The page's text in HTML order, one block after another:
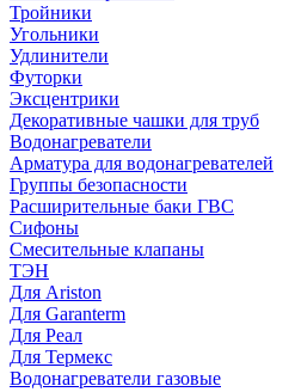
Тройники
Угольники
Удлинители
Футорки
Эксцентрики
Декоративные чашки для труб
Водонагреватели
Арматура для водонагревателей
Группы безопасности
Расширительные баки ГВС
Сифоны
Смесительные клапаны
ТЭН
Для Ariston
Для Garanterm
Для Реал
Для Термекс
Водонагреватели газовые